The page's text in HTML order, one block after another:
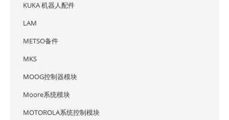
KUKA 机器人配件
LAM
METSO备件
MKS
MOOG控制器模块
Moore系统模块
MOTOROLA系统控制模块